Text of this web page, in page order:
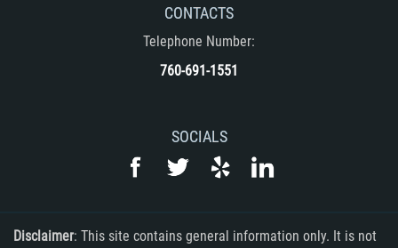
CONTACTS
Telephone Number:
760-691-1551
SOCIALS
Disclaimer: This site contains general information only. It is not